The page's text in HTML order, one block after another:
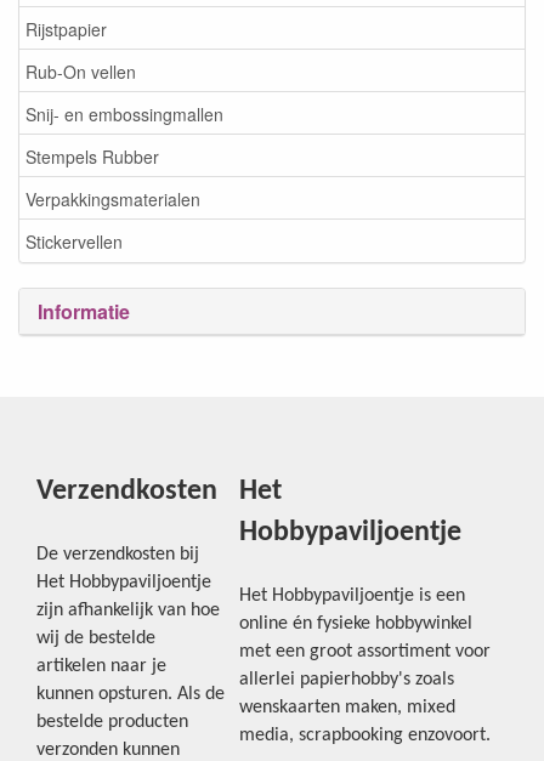
Rijstpapier
Rub-On vellen
Snij- en embossingmallen
Stempels Rubber
Verpakkingsmaterialen
Stickervellen
Informatie
Verzendkosten
De verzendkosten bij
Het Hobbypaviljoentje
zijn afhankelijk van hoe
wij de bestelde
artikelen naar je
kunnen opsturen. Als de
bestelde producten
verzonden kunnen
Het
Hobbypaviljoentje
Het Hobbypaviljoentje is een
online én fysieke hobbywinkel
met een groot assortiment voor
allerlei papierhobby's zoals
wenskaarten maken, mixed
media, scrapbooking enzovoort.